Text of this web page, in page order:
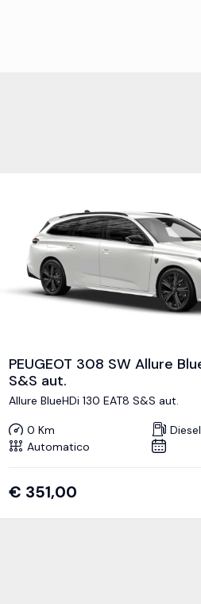
PEUGEOT 308 SW Allure
S&S aut.
Allure BlueHDi 130 EAT8 S&S aut.
0 Km
Diesel
Automatico
€ 351,00